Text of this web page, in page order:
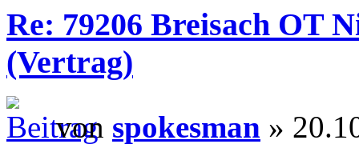
Re: 79206 Breisach OT
(Vertrag)
von spokesman »